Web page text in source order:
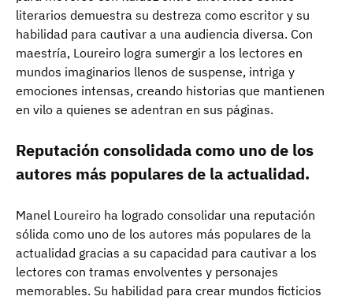
literarios demuestra su destreza como escritor y su
habilidad para cautivar a una audiencia diversa. Con
maestría, Loureiro logra sumergir a los lectores en
mundos imaginarios llenos de suspense, intriga y
emociones intensas, creando historias que mantienen
en vilo a quienes se adentran en sus páginas.
Reputación consolidada como uno de los
autores más populares de la actualidad.
Manel Loureiro ha logrado consolidar una reputación
sólida como uno de los autores más populares de la
actualidad gracias a su capacidad para cautivar a los
lectores con tramas envolventes y personajes
memorables. Su habilidad para crear mundos ficticios